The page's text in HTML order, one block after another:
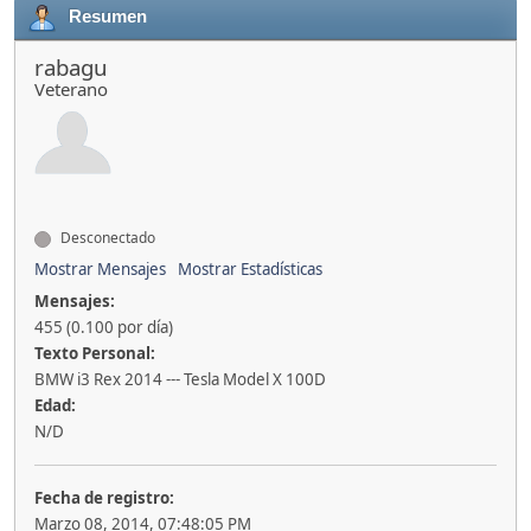
Resumen
rabagu
Veterano
Desconectado
Mostrar Mensajes
Mostrar Estadísticas
Mensajes:
455 (0.100 por día)
Texto Personal:
BMW i3 Rex 2014 --- Tesla Model X 100D
Edad:
N/D
Fecha de registro:
Marzo 08, 2014, 07:48:05 PM